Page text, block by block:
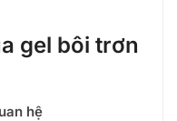
gel bôi trơn
hệ